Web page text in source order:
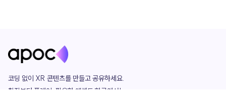
코딩 없이 XR 콘텐츠를 만들고 공유하세요.
창작부터 플레이, 필요한 애셋도 한곳에서!